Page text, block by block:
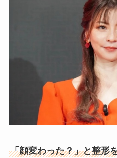
「顔変わった？」と整形